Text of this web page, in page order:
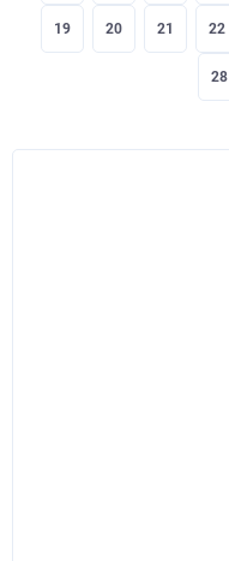
19 20 21 22
28